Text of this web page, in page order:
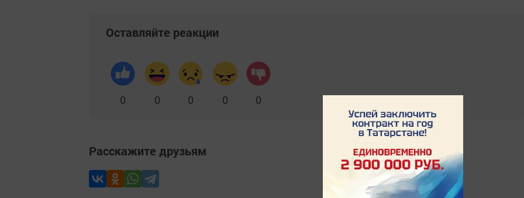
Оставляйте реакции
0 0 0 0 0
Расскажите друзьям